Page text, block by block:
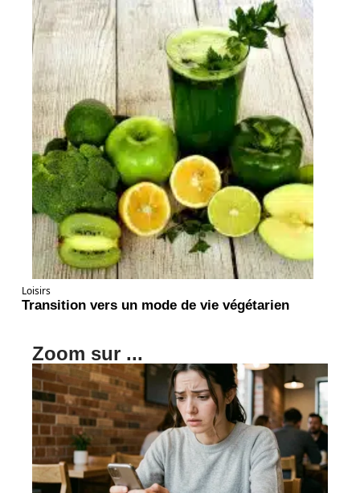
Loisirs
Transition vers un mode de vie végétarien
Zoom sur ...